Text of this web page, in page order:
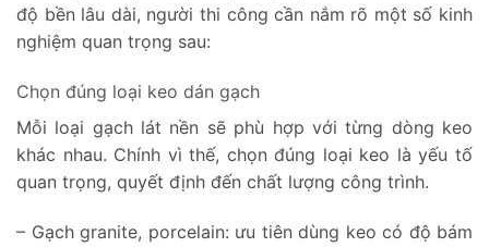
độ bền lâu dài, người thi công cần nắm rõ một số kinh
nghiệm quan trọng sau:
Chọn đúng loại keo dán gạch
Mỗi loại gạch lát nền sẽ phù hợp với từng dòng keo
khác nhau. Chính vì thế, chọn đúng loại keo là yếu tố
quan trọng, quyết định đến chất lượng công trình.
– Gạch granite, porcelain: ưu tiên dùng keo có độ bám